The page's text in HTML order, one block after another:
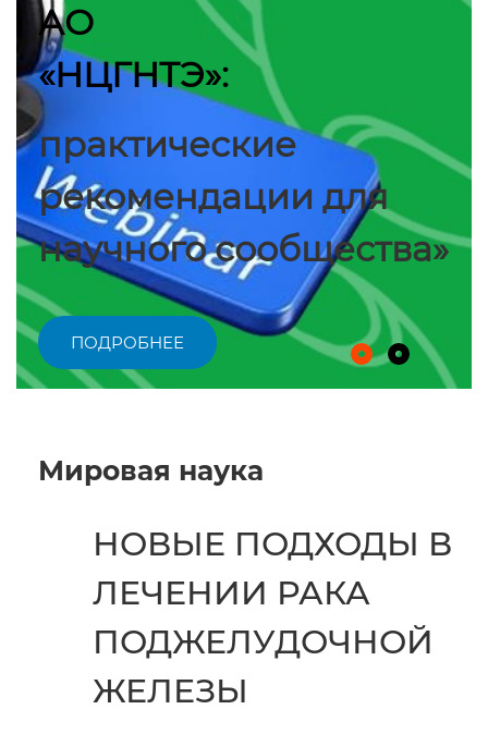
АО
«НЦГНТЭ»:
практические
рекомендации для
научного сообщества»
ПОДРОБНЕЕ
Мировая наука
НОВЫЕ ПОДХОДЫ В
ЛЕЧЕНИИ РАКА
ПОДЖЕЛУДОЧНОЙ
ЖЕЛЕЗЫ